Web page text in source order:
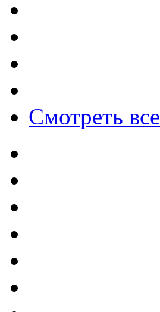
Смотреть все